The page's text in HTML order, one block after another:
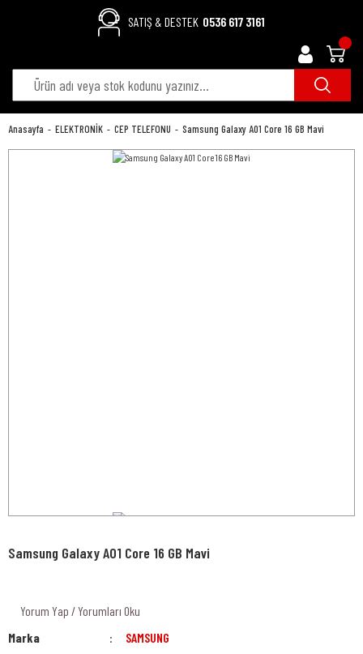
SATIŞ & DESTEK 0536 617 3161
Anasayfa ELEKTRONİK CEP TELEFONU Samsung Galaxy A01 Core 16 GB Mavi
Samsung Galaxy A01 Core 16 GB Mavi
Yorum Yap / Yorumları Oku
Marka
SAMSUNG